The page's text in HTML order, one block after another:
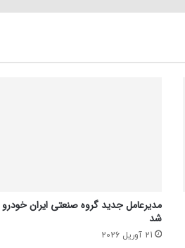
مدیرعامل جدید گروه صنعتی ایران
شد
21 آوریل 2026